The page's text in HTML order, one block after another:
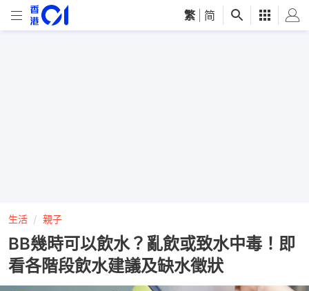
繁 简
生活 親子
BB幾時可以飲水？亂飲或致水中毒！即
看各階段飲水建議及缺水徵狀